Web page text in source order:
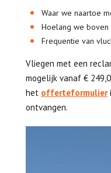
Waar we naartoe
Hoelang we
Frequentie van
Vliegen met een
mogelijk vanaf €
het offerteformulier
ontvangen.